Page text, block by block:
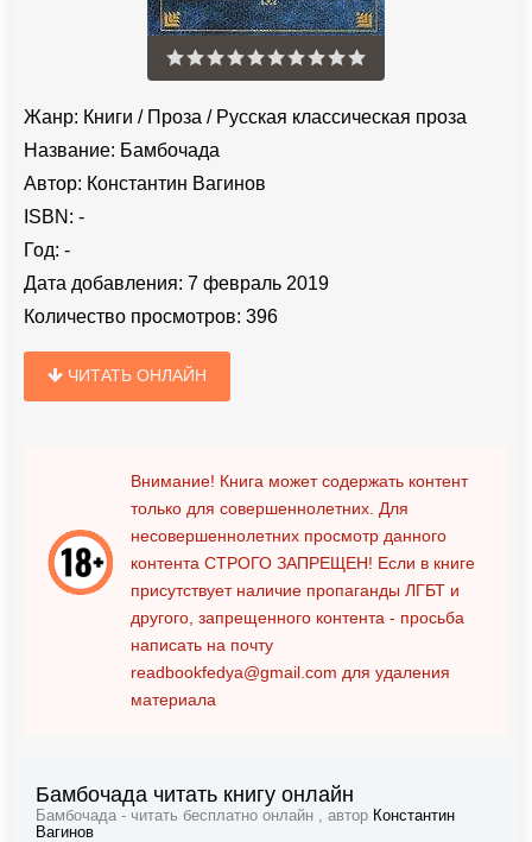
Жанр: Книги / Проза / Русская классическая проза
Название: Бамбочада
Автор: Константин Вагинов
ISBN: -
Год: -
Дата добавления: 7 февраль 2019
Количество просмотров: 396
ЧИТАТЬ ОНЛАЙН
Внимание! Книга может содержать контент
только для совершеннолетних. Для
несовершеннолетних просмотр данного
контента СТРОГО ЗАПРЕЩЕН! Если в книге
присутствует наличие пропаганды ЛГБТ и
другого, запрещенного контента - просьба
написать на почту
readbookfedya@gmail.com для удаления
материала
Бамбочада читать книгу онлайн
Бамбочада - читать бесплатно онлайн , автор Константин
Вагинов